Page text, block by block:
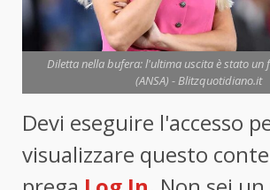
Diletta nella bufera: l'ultima uscita è stato un
(ANSA) - Blitzquotidiano.it
Devi eseguire l'accesso
visualizzare questo